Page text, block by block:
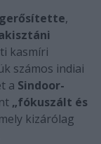
,
kasmíri
számos indiai
a Sindoor-
„fókuszált és
kizárólag